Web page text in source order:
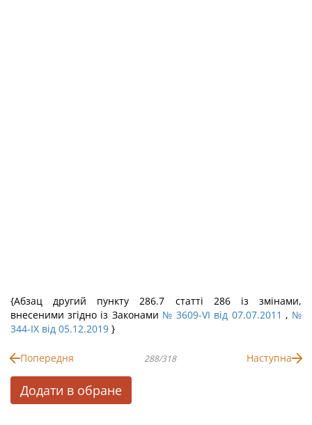
{Абзац другий пункту 286.7 статті 286 із змінами,
внесеними згідно із Законами № 3609-VI від 07.07.2011 , №
344-IX від 05.12.2019 }
Попередня 288/318 Наступна
Додати в обране